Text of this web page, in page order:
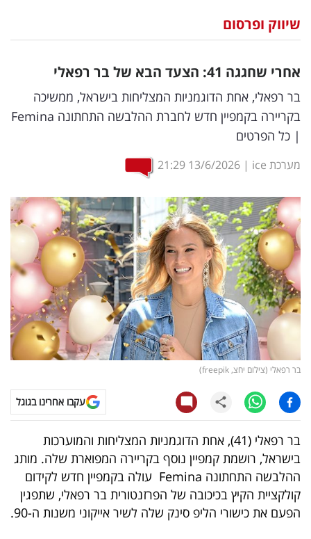
וצרכנות
וטק
שיווק
ופרסום
משפט
מדדים
ומחקרים
דעות
רכילות
עסקית
קריפטו
ויראלי
טלוויזיה
עסקי
ספורט
קריירה
שיווק ופרסום
אחרי שחגגה 41: הצעד הבא של בר רפאלי
בר רפאלי, אחת הדוגמניות המצליחות בישראל, ממשיכה
בקריירה בקמפיין חדש לחברת ההלבשה התחתונה Femina
| כל הפרטים
מערכת ice |
13/6/2026
21:29
בר רפאלי (צילום יחצ, freepik)
עקבו אחרינו בגוגל
בר רפאלי (41), אחת הדוגמניות המצליחות והמוערכות
בישראל, רושמת קמפיין נוסף בקריירה המפוארת שלה. מותג
ההלבשה התחתונה Femina עולה בקמפיין חדש לקידום
קולקציית הקיץ בכיכובה של הפרזנטורית בר רפאלי, שתפגין
הפעם את כישורי הליפ סינק שלה לשיר אייקוני משנות ה-90.